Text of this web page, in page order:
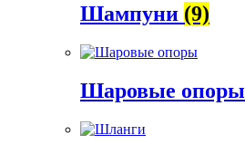
Шампуни (9)
Шаровые опоры